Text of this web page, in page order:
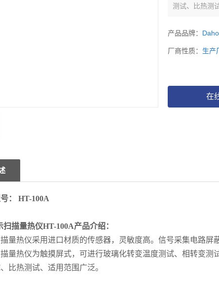
测试、比热测
产品品牌：
厂商性质： 生产
在
： HT-100A
扫描量热仪HT-100A产品介绍：
量热仪采用进口材质的传感器，灵敏度高。信号采集电路屏
量热仪为触摸屏式，可进行玻璃化转变温度测试、相转变
、 比热测试、 适用范围 广泛。